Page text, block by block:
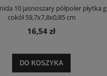
10 jasnoszary półpoler płytka
cokół 59,7x7,8x0,85 cm
16,54 zł
DO KOSZYKA